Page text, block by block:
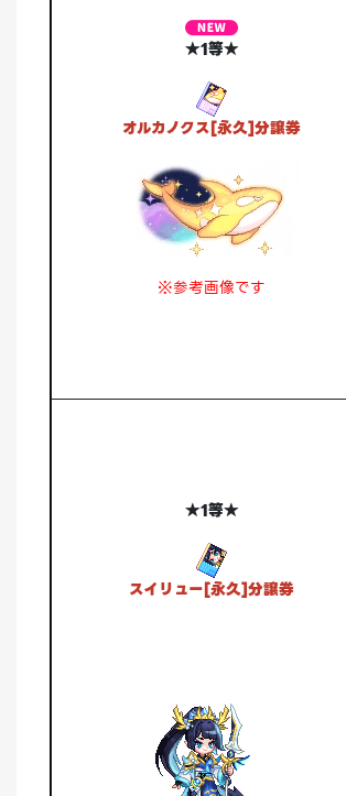
★1等★
オルカノクス[永久]分譲券
※参考画像です
★1等★
スイリュー[永久]分譲券